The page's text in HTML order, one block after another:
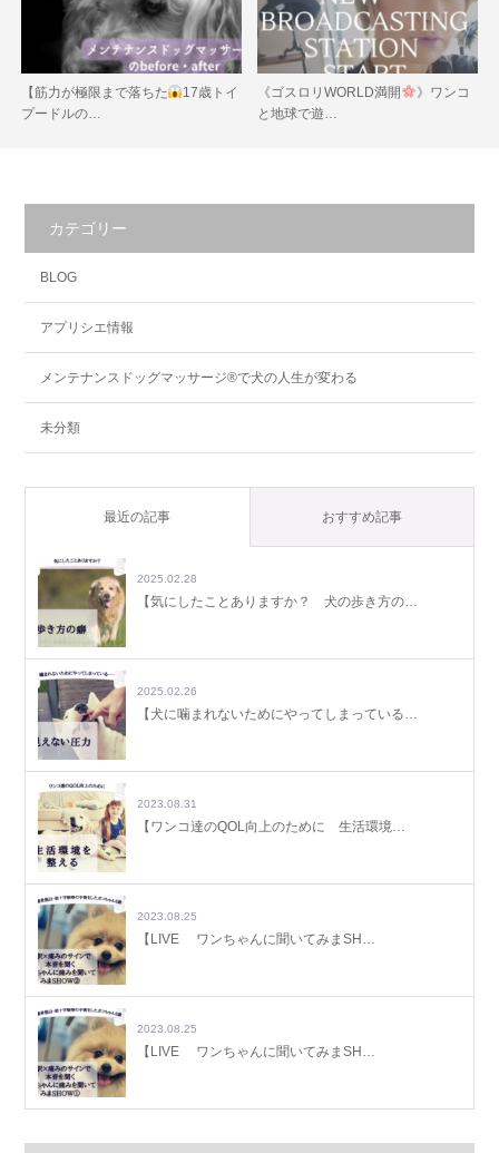
【筋力が極限まで落ちた
17歳トイ
プードルの…
《ゴスロリWORLD満開
》ワンコ
と地球で遊…
カテゴリー
BLOG
アプリシエ情報
メンテナンスドッグマッサージ®で犬の人生が変わる
未分類
最近の記事 おすすめ記事
2025.02.28
【気にしたことありますか？ 犬の歩き方の…
2025.02.26
【犬に噛まれないためにやってしまっている…
2023.08.31
【ワンコ達のQOL向上のために 生活環境…
2023.08.25
【LIVE ワンちゃんに聞いてみまSH…
2023.08.25
【LIVE ワンちゃんに聞いてみまSH…